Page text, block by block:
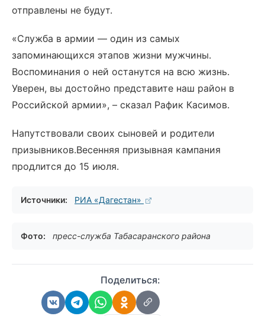
отправлены не будут.
«Служба в армии — один из самых
запоминающихся этапов жизни мужчины.
Воспоминания о ней останутся на всю жизнь.
Уверен, вы достойно представите наш район в
Российской армии», – сказал Рафик Касимов.
Напутствовали своих сыновей и родители
призывников.Весенняя призывная кампания
продлится до 15 июля.
Источники: РИА «Дагестан»
Фото: пресс-служба Табасаранского района
Поделиться: